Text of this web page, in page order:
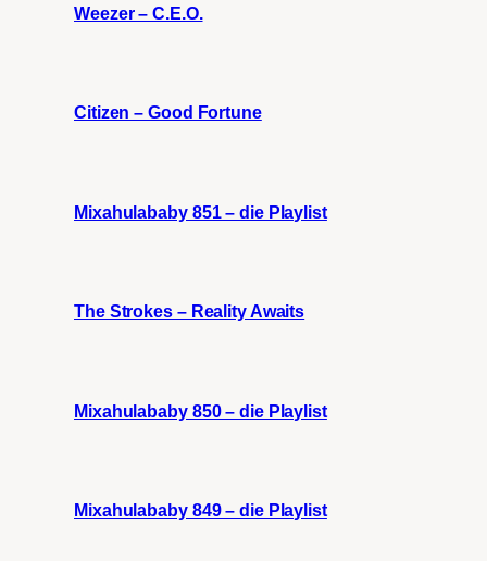
Weezer – C.E.O.
Citizen – Good Fortune
Mixahulababy 851 – die Playlist
The Strokes – Reality Awaits
Mixahulababy 850 – die Playlist
Mixahulababy 849 – die Playlist